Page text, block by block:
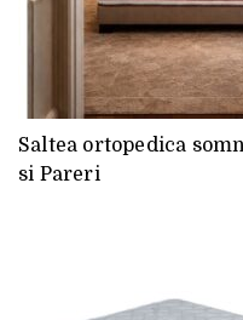
Saltea ortopedica
si Pareri